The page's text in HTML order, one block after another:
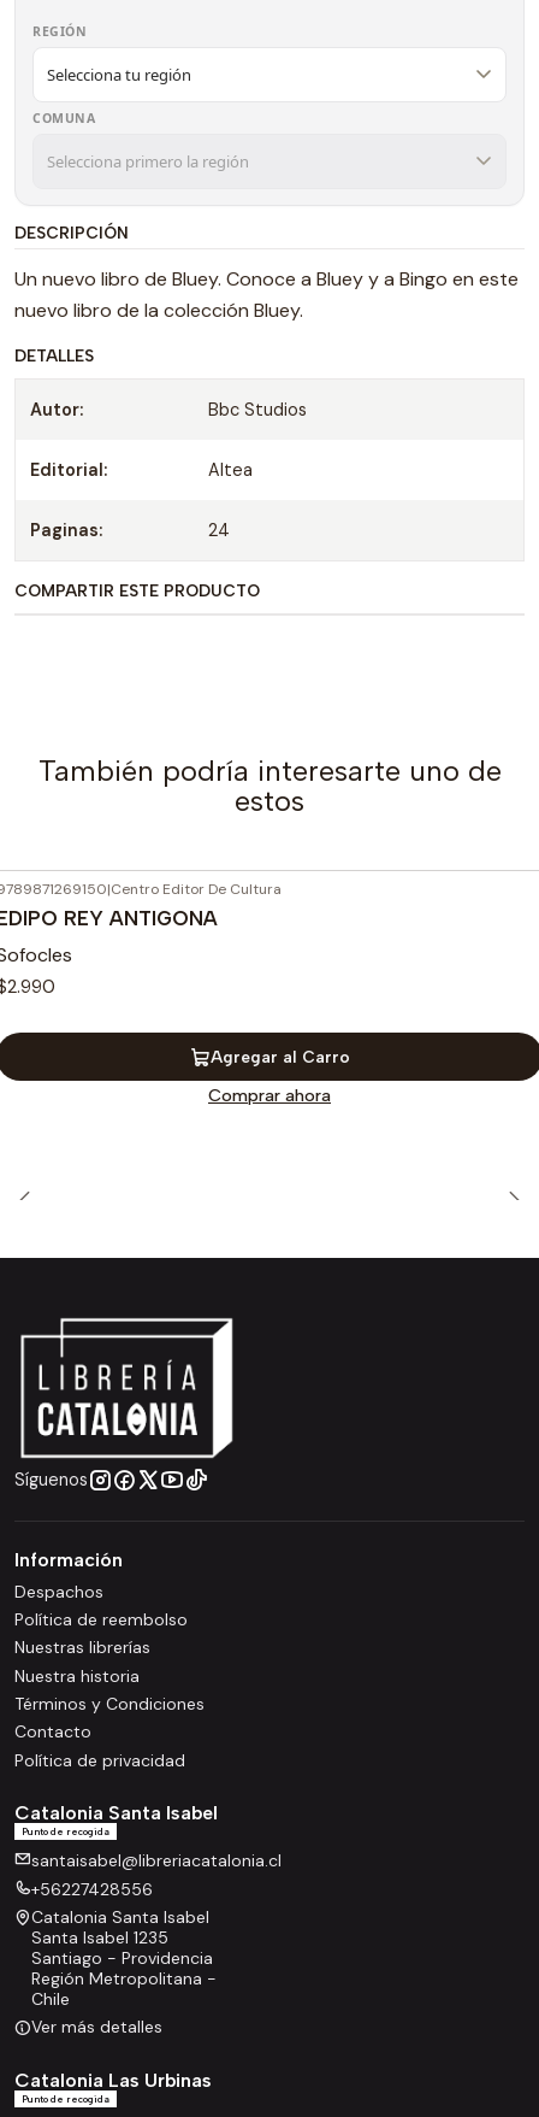
REGIÓN
COMUNA
DESCRIPCIÓN
Un nuevo libro de Bluey. Conoce a Bluey y a Bingo en este
nuevo libro de la colección Bluey.
DETALLES
Autor: Bbc Studios
Editorial: Altea
Paginas: 24
COMPARTIR ESTE PRODUCTO
También podría interesarte uno de
estos
|Centro Editor De Cultura
REY ANTIGONA
Agregar al Carro
Comprar ahora
Síguenos
Información
Despachos
Política de reembolso
Nuestras librerías
Nuestra historia
Términos y Condiciones
Contacto
Política de privacidad
Catalonia Santa Isabel
Punto de recogida
santaisabel@libreriacatalonia.cl
+56227428556
Catalonia Santa Isabel
Santa Isabel 1235
Santiago - Providencia
Región Metropolitana -
Chile
Ver más detalles
Catalonia Las Urbinas
Punto de recogida